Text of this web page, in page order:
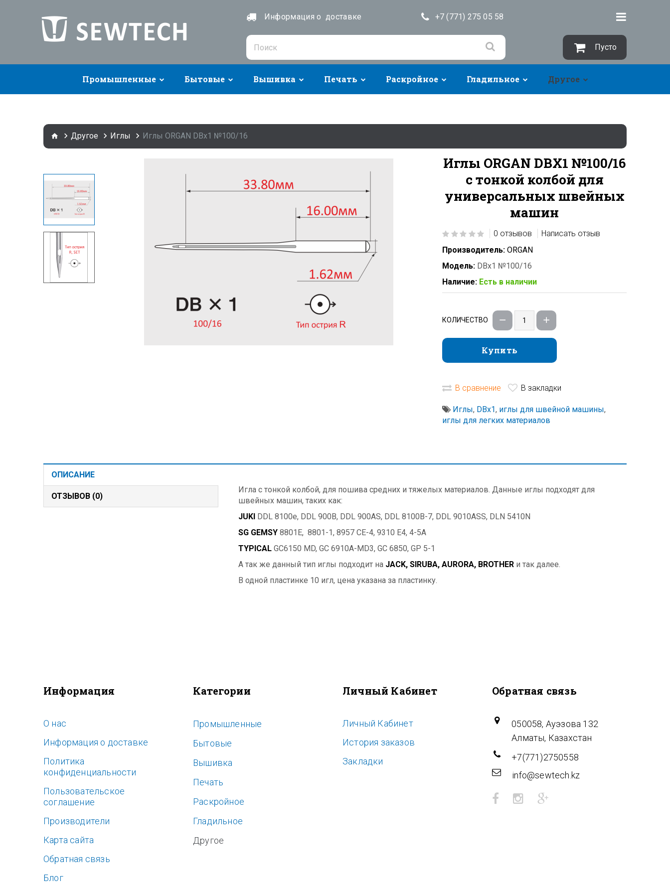
Информация о доставке +7 (771) 275 05 58
Пусто
Промышленные Бытовые Вышивка Печать Раскройное Гладильное Другое
Другое Иглы Иглы ORGAN DBx1 №100/16
Иглы ORGAN DBX1 №100/16
с тонкой колбой для
универсальных швейных
машин
0 отзывов
Написать отзыв
Производитель: ORGAN
Модель: DBx1 №100/16
Наличие: Есть в наличии
КОЛИЧЕСТВО
Купить
Купить
В сравнение В закладки
Иглы, DBx1, иглы для швейной машины,
иглы для легких материалов
ОПИСАНИЕ
ОТЗЫВОВ (0)
Игла с тонкой колбой, для пошива средних и тяжелых материалов. Данные иглы подходят для
швейных машин, таких как:
JUKI DDL 8100e, DDL 900B, DDL 900AS, DDL 8100B-7, DDL 9010ASS, DLN 5410N
SG GEMSY 8801E, 8801-1, 8957 CE-4, 9310 E4, 4-5A
TYPICAL GC6150 MD, GC 6910A-MD3, GC 6850, GP 5-1
А так же данный тип иглы подходит на JACK, SIRUBA, AURORA, BROTHER и так далее.
В одной пластинке 10 игл, цена указана за пластинку.
Информация
O нас
Информация о доставке
Политика
конфиденциальности
Пользовательское
соглашение
Производители
Карта сайта
Обратная связь
Блог
Категории
Промышленные
Бытовые
Вышивка
Печать
Раскройное
Гладильное
Другое
Личный Кабинет
Личный Кабинет
История заказов
Закладки
Обратная связь
050058, Ауэзова 132
Алматы, Казахстан
+7(771)2750558
info@sewtech.kz